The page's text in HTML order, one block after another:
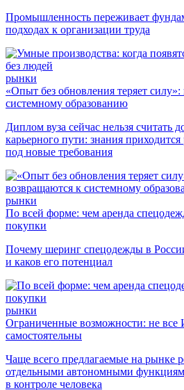
Промышленность переживает
подходах к организации труда
рынки
«Опыт без обновления теряет
системному образованию
Диплом вуза сейчас нельзя считать
карьерного пути: знания приходится
под новые требования
рынки
По всей форме: чем аренда
покупки
Почему шеринг спецодежды в
и каков его потенциал
рынки
Ограниченные возможности: не все
самостоятельны
Чаще всего предлагаемые на рынке
отдельными автономными
в контроле человека